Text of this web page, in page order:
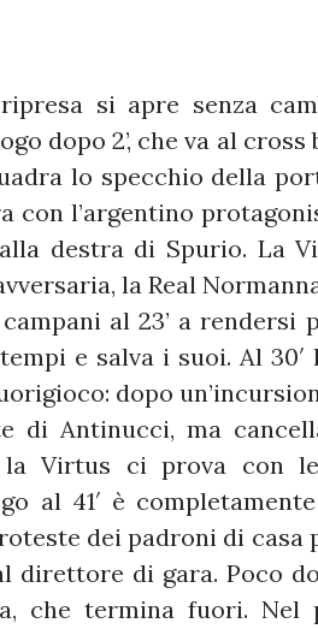
si apre senza
dopo 2’, che va al cross
lo specchio della
con l’argentino
destra di Spurio. La
la Real
al 23’ a rendersi
e salva i suoi. Al 30′
dopo
di Antinucci, ma
la Virtus ci prova con
al 41′ è
dei padroni di casa
direttore di gara. Poco
che termina fuori.